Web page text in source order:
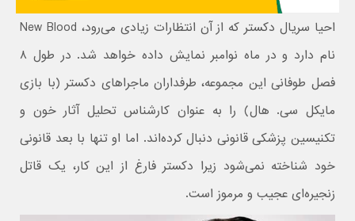
احیا سریال دکستر که از آن انتظارات زیادی می‌رود، New Blood
نام دارد و در ماه نوامبر نمایش داده خواهد شد. در طول ۸
فصل طوفانی این مجموعه، طرفداران ماجراهای دکستر (با بازی
مایکل سی. هال) را به عنوان کارشناس تحلیل آثار خون و
تکنیسین پزشکی قانونی دنبال کرده‌اند. اما او تنها با بعد قانونی
خود شناخته نمی‌شود زیرا دکستر فارغ از این کار، یک قاتل
زنجیره‌ای عجیب و مرموز است.